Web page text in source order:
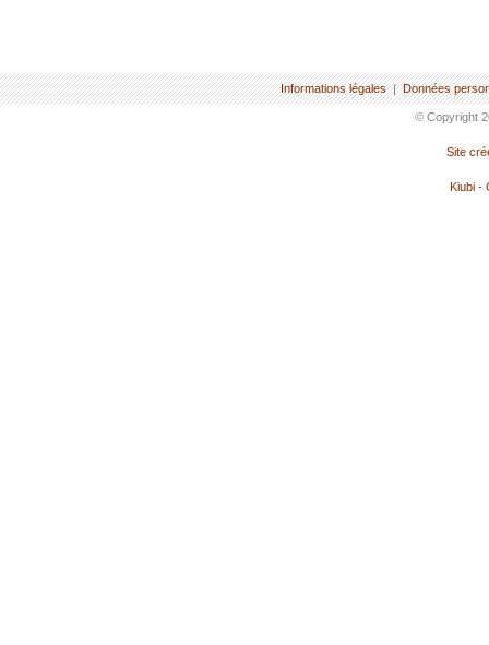
Informations légales | Données
© Copyright
Site
Kiubi -